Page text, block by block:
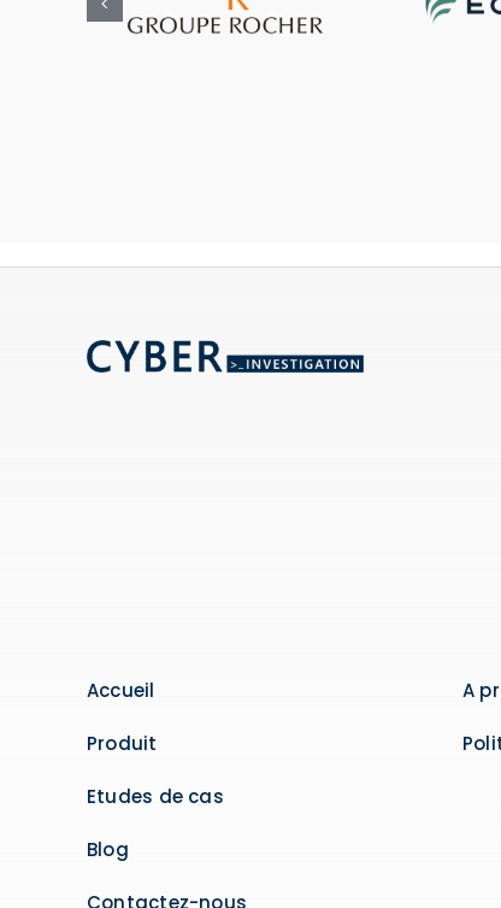
Accueil
Produit
Etudes de cas
Blog
Contactez-nous
A